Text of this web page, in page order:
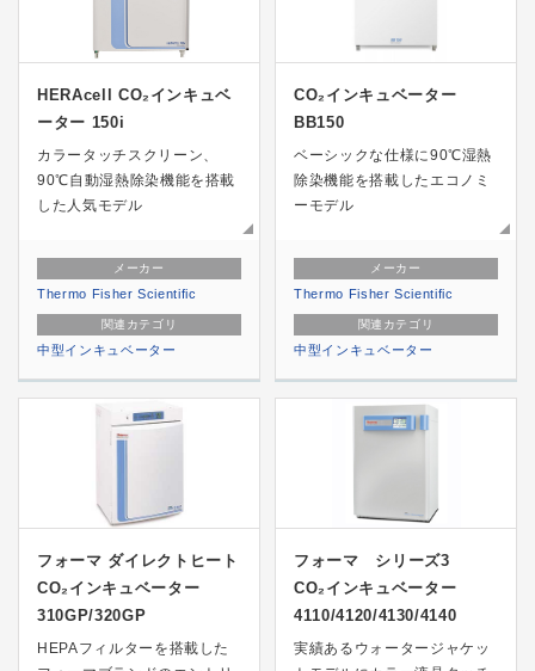
HERAcell CO₂インキュベ
ーター 150i
カラータッチスクリーン、
90℃自動湿熱除染機能を搭載
した人気モデル
メーカー
Thermo Fisher Scientific
関連カテゴリ
中型インキュベーター
CO₂インキュベーター
BB150
ベーシックな仕様に90℃湿熱
除染機能を搭載したエコノミ
ーモデル
メーカー
Thermo Fisher Scientific
関連カテゴリ
中型インキュベーター
フォーマ ダイレクトヒート
CO₂インキュベーター
310GP/320GP
HEPAフィルターを搭載した
フォーマ シリーズ3
CO₂インキュベーター
4110/4120/4130/4140
実績あるウォータージャケッ